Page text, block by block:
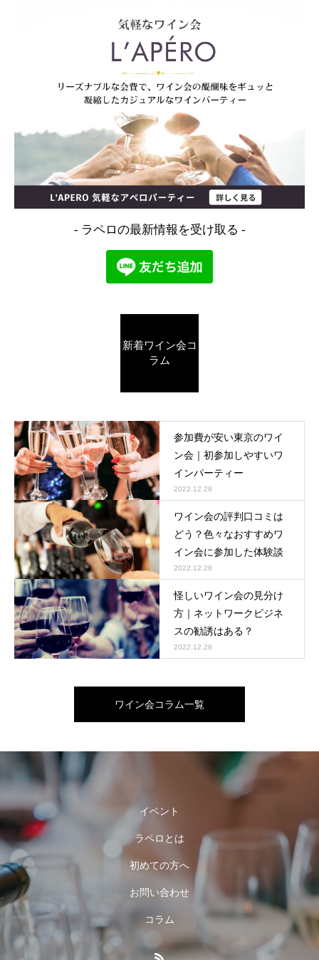
- ラペロの最新情報を受け取る -
新着ワイン会コ
ラム
参加費が安い東京のワイ
ン会｜初参加しやすいワ
インパーティー
2022.12.29
ワイン会の評判口コミは
どう？色々なおすすめワ
イン会に参加した体験談
2022.12.28
怪しいワイン会の見分け
方｜ネットワークビジネ
スの勧誘はある？
2022.12.28
ワイン会コラム一覧
イベント
ラペロとは
初めての方へ
お問い合わせ
コラム